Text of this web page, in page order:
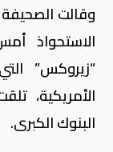
وقالت
الاستحواذ
“زيروكس”
الأمريكية،
البنوك الكبرى.